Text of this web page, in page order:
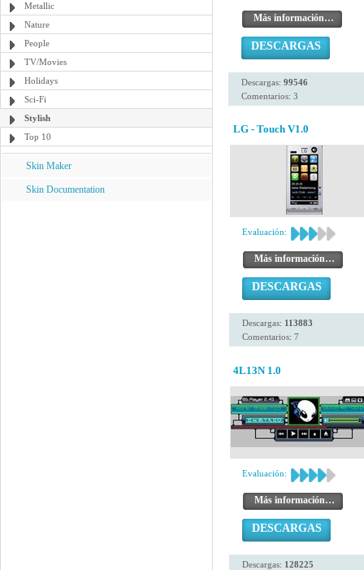
Metallic
Nature
People
TV/Movies
Holidays
Sci-Fi
Stylish
Top 10
Skin Maker
Skin Documentation
Más información…
DESCARGAS
Descargas: 99546
Comentarios: 3
LG - Touch V1.0
Evaluación:
Más información…
DESCARGAS
Descargas: 113883
Comentarios: 7
4L13N 1.0
Evaluación:
Más información…
DESCARGAS
Descargas: 128225